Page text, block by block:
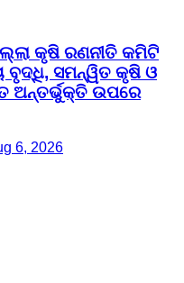
କୃଷି ରଣନୀତି କମିଟି
ବୃଦ୍ଧି, ସମନ୍ୱିତ କୃଷି ଓ
ଅନ୍ତର୍ଭୁକ୍ତି ଉପରେ
6, 2026